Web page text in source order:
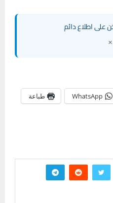
على اطلاع دائم
×
WhatsApp طباعة